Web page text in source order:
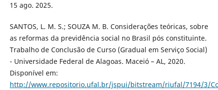
15 ago. 2025.
SANTOS, L. M. S.; SOUZA M. B. Considerações teóricas, sobre
as reformas da previdência social no Brasil pós constituinte.
Trabalho de Conclusão de Curso (Gradual em Serviço Social)
- Universidade Federal de Alagoas. Maceió – AL, 2020.
Disponível em:
http://www.repositorio.ufal.br/jspui/bitstream/riufal/7194/3/